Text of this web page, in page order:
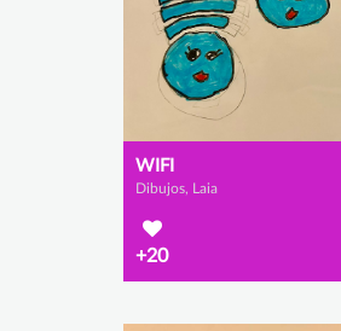
WIFI
Dibujos, Laia
+20